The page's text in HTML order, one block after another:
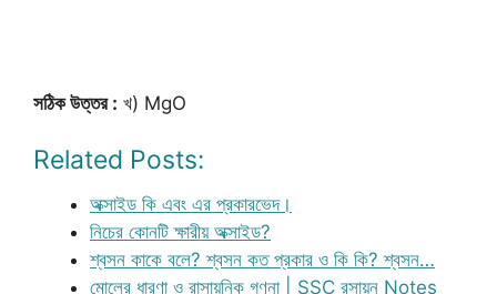
সঠিক উত্তর : খ) MgO
Related Posts:
অক্সাইড কি এবং এর প্রকারভেদ।
নিচের কোনটি ক্ষারীয় অক্সাইড?
শ্বসন কাকে বলে? শ্বসন কত প্রকার ও কি কি? শ্বসন…
মোলের ধারণা ও রাসায়নিক গণনা | SSC রসায়ন Notes